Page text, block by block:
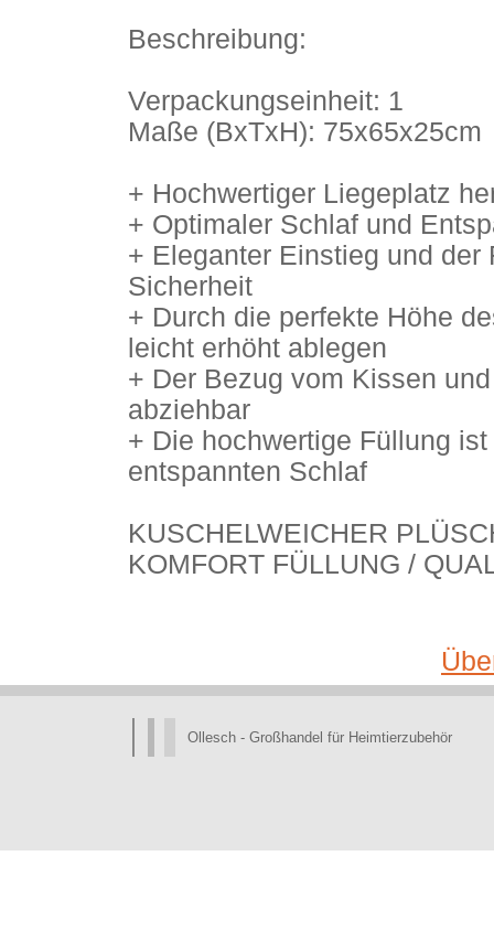
Beschreibung:
Verpackungseinheit: 1
Maße (BxTxH): 75x65x25cm
+ Hochwertiger Liegeplatz
+ Optimaler Schlaf und
+ Eleganter Einstieg und der
Sicherheit
+ Durch die perfekte Höhe
leicht erhöht ablegen
+ Der Bezug vom Kissen
abziehbar
+ Die hochwertige Füllung
entspannten Schlaf
KUSCHELWEICHER
KOMFORT FÜLLUNG /
Ollesch - Großhandel für Heimtierzubehör